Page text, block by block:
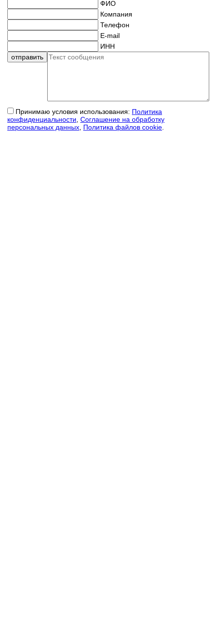
ФИО
Компания
Телефон
E-mail
ИНН
Принимаю условия использования: Политика
конфиденциальности Соглашение на обработку
персональных данных Политика файлов cookie